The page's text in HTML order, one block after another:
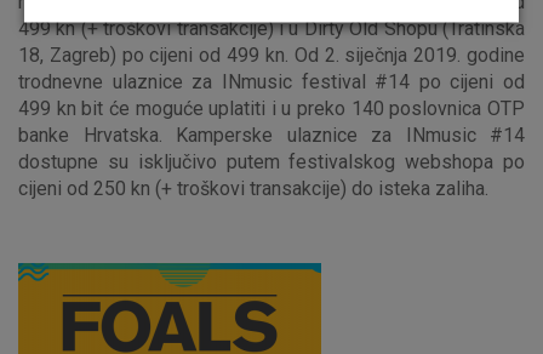
499 kn (+ troškovi transakcije) i u Dirty Old Shopu (Tratinska
18, Zagreb) po cijeni od 499 kn. Od 2. siječnja 2019. godine
trodnevne ulaznice za INmusic festival #14 po cijeni od
499 kn bit će moguće uplatiti i u preko 140 poslovnica OTP
banke Hrvatska. Kamperske ulaznice za INmusic #14
dostupne su isključivo putem festivalskog webshopa po
cijeni od 250 kn (+ troškovi transakcije) do isteka zaliha.
Nužni kolačići
Analitički kolačići
Marketinški kolačići
Prihvaćam upotrebu navedenih kolačića